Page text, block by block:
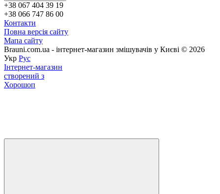
+38 067 404 39 19
+38 066 747 86 00
Контакти
Повна версія сайту
Мапа сайту
Brauni.com.ua - інтернет-магазин змішувачів у Києві © 2026
Укр Рус
Інтернет-магазин
створений з
Хорошоп